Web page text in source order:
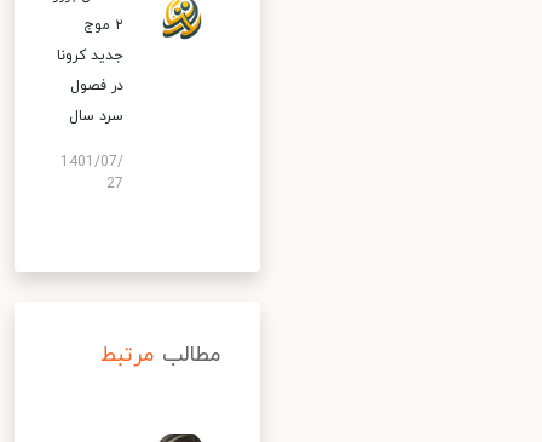
۲ موج
جدید کرونا
در فصول
سرد سال
1401/07/
27
مطالب مرتبط